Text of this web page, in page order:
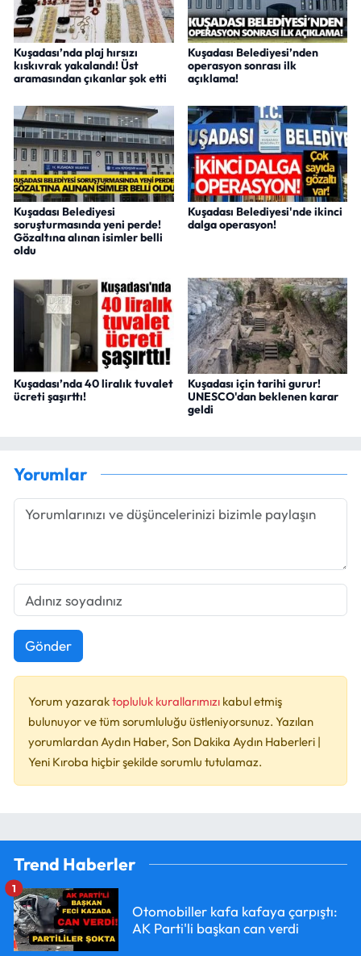
Kuşadası’nda plaj hırsızı
kıskıvrak yakalandı! Üst
aramasından çıkanlar şok etti
Kuşadası Belediyesi’nden
operasyon sonrası ilk
açıklama!
Kuşadası Belediyesi
soruşturmasında yeni perde!
Gözaltına alınan isimler belli
oldu
Kuşadası Belediyesi'nde ikinci
dalga operasyon!
Kuşadası’nda 40 liralık tuvalet
ücreti şaşırttı!
Kuşadası için tarihi gurur!
UNESCO'dan beklenen karar
geldi
Yorumlar
Gönder
Yorum yazaraktopluluk kurallarımızı kabul etmiş
bulunuyor ve tüm sorumluluğu üstleniyorsunuz. Yazılan
yorumlardan Aydın Haber, Son Dakika Aydın Haberleri |
Yeni Kıroba hiçbir şekilde sorumlu tutulamaz.
Trend Haberler
Otomobiller kafa kafaya çarpıştı:
AK Parti'li başkan can verdi
1